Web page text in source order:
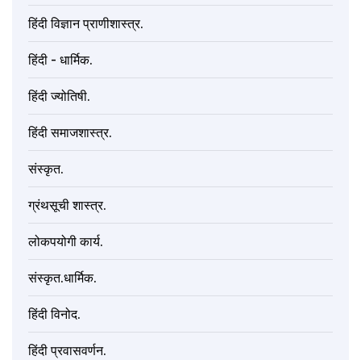
हिंदी विज्ञान प्राणीशास्त्र.
हिंदी - धार्मिक.
हिंदी ज्योतिषी.
हिंदी समाजशास्त्र.
संस्कृत.
ग्रंथसूची शास्त्र.
लोकपयोगी कार्य.
संस्कृत.धार्मिक.
हिंदी विनोद.
हिंदी प्रवासवर्णन.